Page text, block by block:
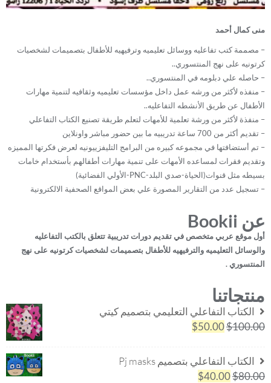
منى كمال أحمد
– مصممة كتب تفاعليه ووسائل تعليميه وترفيهيه للأطفال بتصميمات لشخصيات
كرتونيه على نهج المنتسوري..
– حاصله علي دبلومه في المنتسوري..
– منفذه لأكثر من ورشه عمل داخل مؤسسات تعليميه وثقافيه لتنمية مهارات
الأطفال عن طريق الأنشطه التفاعليه..
– منفذة لأكثر من ورشة تعلمية للأمهات لتعلم طريقة تصنيع الكتاب التفاعلي
– تقديم أكثر من 700 ساعة تدريبيه ما بين حضور مباشر واونلاين
– تم أستضافتها في مجموعه كبيره من البرامج التليفزييونيه لعرض فكرتها المميزه
وتقديم فقرات لمساعده الأمهات على تنمية مهارات أطفالهم بأستخدام خامات
بسيطه مثل قنوات(الحياة-صدي البلد-PNC-الأولي الفضائية)
– تسجيل عدد من التقارير المصورة علي بعض المواقع الصحفية الالكترونية
عن Bookii
أول موقع عربي متخصص في تقديم دورات تدريبية تتعلق بالكتب التفاعليه
والوسائل التعليميه والترفيهيه للأطفال بتصميمات لشخصيات كرتونيه على نهج
المنتسوري .
منتجاتنا
الكتاب التفاعلي التعليمي بتصميم كيتي
$100.00
السعر
هو:
$100.00.
$50.00
الكتاب التفاعلي بتصميم Pj masks
$80.00 السعر$40.00